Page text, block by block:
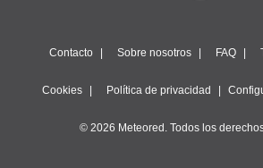
Contacto Sobre nosotros FAQ
Cookies Política de privacidad
© 2026 Meteored. Todos los